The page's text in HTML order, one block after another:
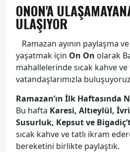
ONON'A
ULAŞIYOR
Ramazan ayının paylaşma
yaşatmak için On On olarak
mahallelerinde sıcak kahve ve
vatandaşlarımızla
Ramazan’ın İlk Haftasında
Bu hafta Karesi, Altıeylül,
Susurluk, Kepsut ve
sıcak kahve ve tatlı ikram
bereketini birlikte paylaştık.